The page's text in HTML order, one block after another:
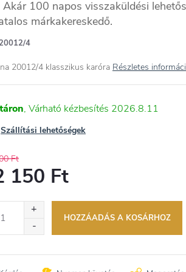
Akár 100 napos visszaküldési
márkakereskedő.
4
20012/4 klasszikus karóra Részletes
2026.8.11
Szállítási lehetőségek
Ft
150 Ft
HOZZÁADÁS A KOSÁRHOZ